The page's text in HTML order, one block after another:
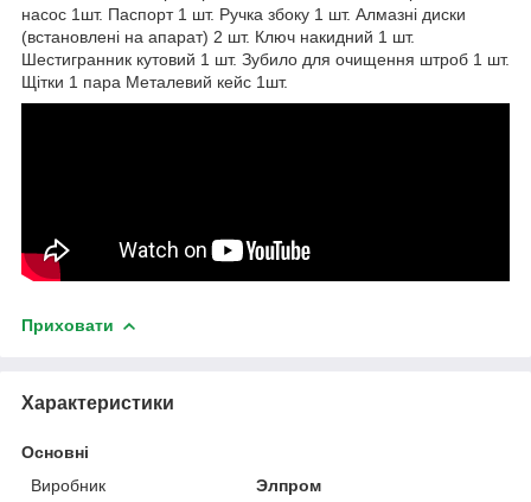
насос 1шт. Паспорт 1 шт. Ручка збоку 1 шт. Алмазні диски
(встановлені на апарат) 2 шт. Ключ накидний 1 шт.
Шестигранник кутовий 1 шт. Зубило для очищення штроб 1 шт.
Щітки 1 пара Металевий кейс 1шт.
Приховати
Характеристики
Основні
Виробник
Элпром